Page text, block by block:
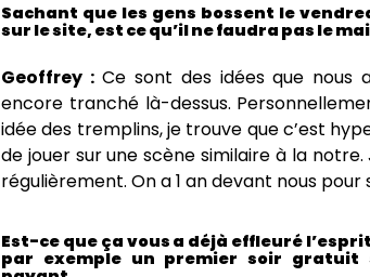
Sachant que les gens bossent le
sur le site, est ce qu’il ne faudra pas le
Geoffrey :Ce sont des idées que nous
encore tranché là-dessus.
idée des tremplins, je trouve que c’est
de jouer sur une scène similaire à la
régulièrement. On a 1 an devant nous pour
Est-ce que ça vous a déjà effleuré
par exemple un premier soir